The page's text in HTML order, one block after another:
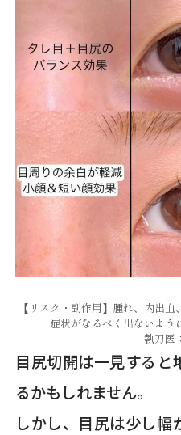
【リスク・副作用】腫れ、内出
症状がなるべく出ないよう
執刀医
目尻切開は一見すると
るかもしれません。
しかし、目尻は少し幅